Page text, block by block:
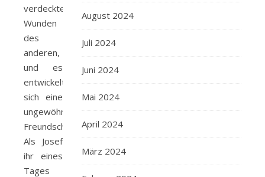
verdeckten
Wunden
des
anderen,
und es
entwickelt
sich eine
ungewöhnliche
Freundschaft.
Als Josef
ihr eines
Tages
August 2024
Juli 2024
Juni 2024
Mai 2024
April 2024
März 2024